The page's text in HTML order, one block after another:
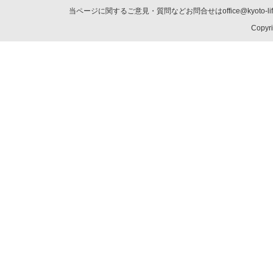
当ページに関するご意見・質問などお問合せは